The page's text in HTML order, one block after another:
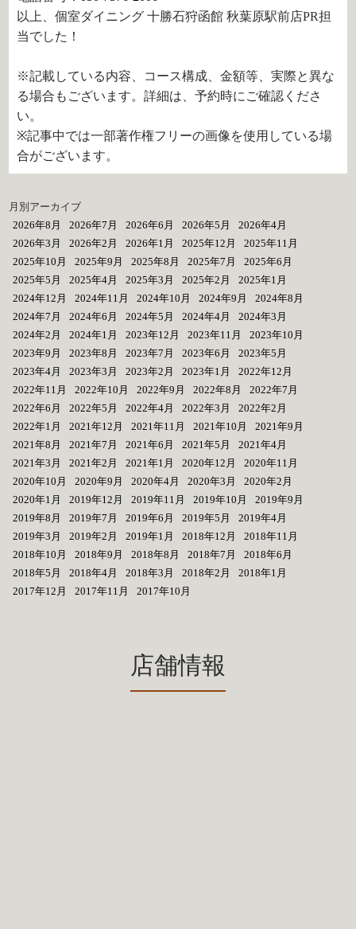
以上、個室ダイニング 十勝石狩函館 秋葉原駅前店PR担
当でした！
※記載している内容、コース構成、金額等、実際と異な
る場合もございます。詳細は、予約時にご確認くださ
い。
※記事中では一部著作権フリーの画像を使用している場
合がございます。
月別アーカイブ
2026年8月
2026年7月 2026年6月 2026年5月
2026年4月
2026年3月
2026年2月 2026年1月 2025年12月
2025年11月
2025年10月
2025年9月 2025年8月 2025年7月
2025年6月
2025年5月
2025年4月 2025年3月 2025年2月
2025年1月
2024年12月
2024年11月 2024年10月 2024年9月
2024年8月
2024年7月
2024年6月 2024年5月 2024年4月
2024年3月
2024年2月
2024年1月 2023年12月 2023年11月
2023年10月
2023年9月
2023年8月 2023年7月 2023年6月
2023年5月
2023年4月
2023年3月 2023年2月 2023年1月
2022年12月
2022年11月
2022年10月 2022年9月 2022年8月
2022年7月
2022年6月
2022年5月 2022年4月 2022年3月
2022年2月
2022年1月
2021年12月 2021年11月 2021年10月
2021年9月
2021年8月
2021年7月 2021年6月 2021年5月
2021年4月
2021年3月
2021年2月 2021年1月 2020年12月
2020年11月
2020年10月
2020年9月 2020年4月 2020年3月
2020年2月
2020年1月
2019年12月 2019年11月 2019年10月
2019年9月
2019年8月
2019年7月 2019年6月 2019年5月
2019年4月
2019年3月
2019年2月 2019年1月 2018年12月
2018年11月
2018年10月
2018年9月 2018年8月 2018年7月
2018年6月
2018年5月
2018年4月 2018年3月 2018年2月
2018年1月
2017年12月
2017年11月 2017年10月
店舗情報